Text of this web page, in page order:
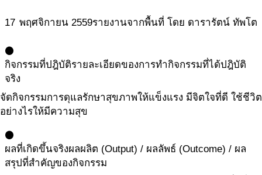
17 พฤศจิกายน 2559รายงานจากพื้นที่ โดย ดารารัตน์ ทัพโต
circle
กิจกรรมที่ปฎิบัติรายละเอียดของการทำกิจกรรมที่ได้ปฎิบัติ
จริง
จัดกิจกรรมการดุแลรักษาสุขภาพให้แข็งแรง มีจิตใจที่ดี ใช้ชีวิต
อย่างไรให้มีความสุข
circle
ผลที่เกิดขึ้นจริงผลผลิต (Output) / ผลลัพธ์ (Outcome) / ผล
สรุปที่สำคัญของกิจกรรม